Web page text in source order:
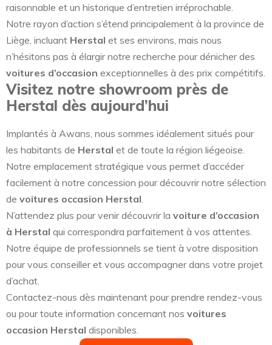
raisonnable et un historique d’entretien irréprochable.
Notre rayon d’action s’étend principalement à la province de
Liège, incluant Herstal et ses environs, mais nous
n’hésitons pas à élargir notre recherche pour dénicher des
voitures d’occasion exceptionnelles à des prix compétitifs.
Visitez notre showroom près de
Herstal dès aujourd’hui
Implantés à Awans, nous sommes idéalement situés pour
les habitants de Herstal et de toute la région liégeoise.
Notre emplacement stratégique vous permet d’accéder
facilement à notre concession pour découvrir notre sélection
de voitures occasion Herstal.
N’attendez plus pour venir découvrir la voiture d’occasion
à Herstal qui correspondra parfaitement à vos attentes.
Notre équipe de professionnels se tient à votre disposition
pour vous conseiller et vous accompagner dans votre projet
d’achat.
Contactez-nous dès maintenant pour prendre rendez-vous
ou pour toute information concernant nos voitures
occasion Herstal disponibles.